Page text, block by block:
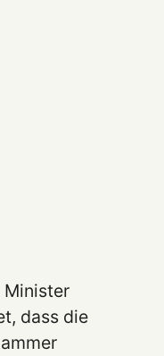
Minister
dass die